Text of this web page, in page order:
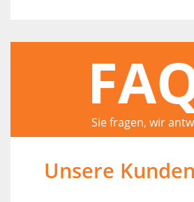
Sie fragen, wir
Unsere